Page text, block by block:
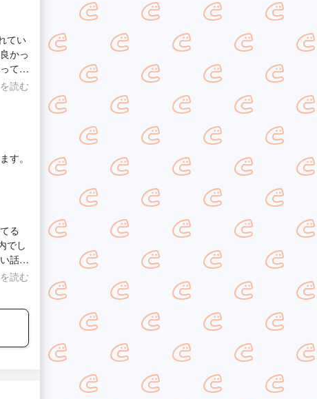
てい
かっ
てい
読む
す。
る
でし
話も
ても
読む